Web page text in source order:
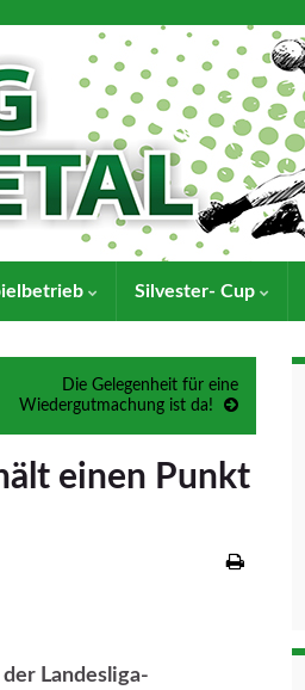
Silvester- Cup
Die Gelegenheit für eine
Wiedergutmachung ist da!
einen Punkt
Landesliga-